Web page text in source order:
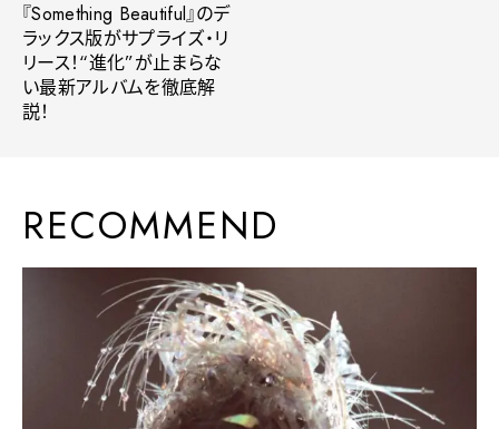
『Something Beautiful』のデ
ラックス版がサプライズ・リ
リース！“進化”が止まらな
い最新アルバムを徹底解
説！
RECOMMEND